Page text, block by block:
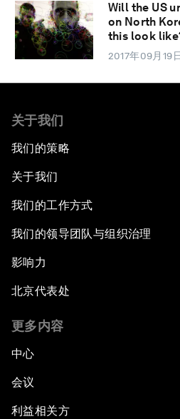
Will the US
on North
this look
2017年09月19日
关于我们
我们的策略
关于我们
我们的工作方式
我们的领导团队与组织治理
影响力
北京代表处
更多内容
中心
会议
利益相关方